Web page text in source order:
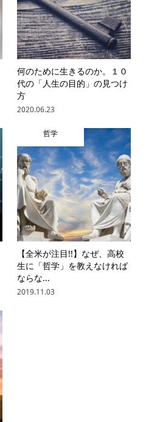
何のために生きるのか。１０
代の「人生の目的」の見つけ
方
2020.06.23
哲学
【全米が注目!!】なぜ、高校
生に「哲学」を教えなければ
ならな...
2019.11.03